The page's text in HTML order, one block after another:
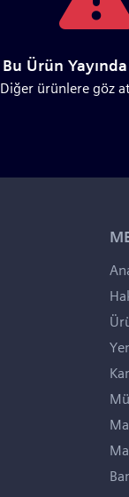
Bu Ürün
Diğer ürünlere göz